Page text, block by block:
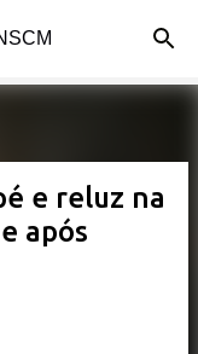
e reluz na
após